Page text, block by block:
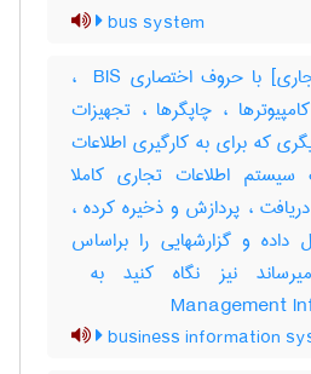
bus system
[سیستم اطلاعات تجاری] با حروف اختصاری ‎ BIS ،
، چاپگرها ، تجهیزات
که برای به کارگیری اطلاعات
اطلاعات تجاری کاملا
، پردازش و ذخیره کرده ،
داده و گزارشهایی را براساس
Management
business information